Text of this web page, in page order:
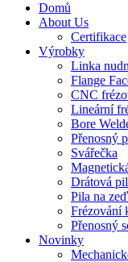
Domů
About Us
Certifikace
Výrobky
Linka
Flange
CNC
Lineární
Bore
Přenosný
Svářečka
Drátová
Pila na zeď
Frézování
Přenosný
Novinky